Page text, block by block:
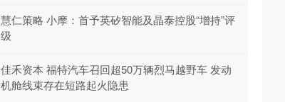
慧仁策略 小摩：首予英矽智能及晶泰控股“增持”评
级
佳禾资本 福特汽车召回超50万辆烈马越野车 发动
机舱线束存在短路起火隐患